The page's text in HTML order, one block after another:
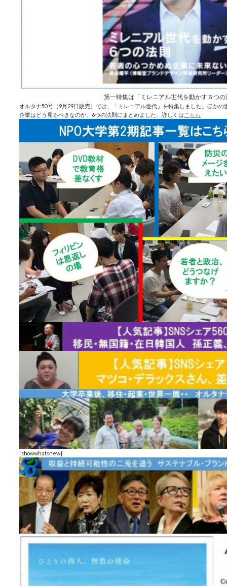
第一特集は「ミレニアル世代を動かす６つ
オルタナ50号（9月29日販売）では、「ミレニアル世代」を特集しました。ほか
企業はどう見るべきなのか。6つの法則にまとめました。詳しくは こちら
[showwhatsnew]